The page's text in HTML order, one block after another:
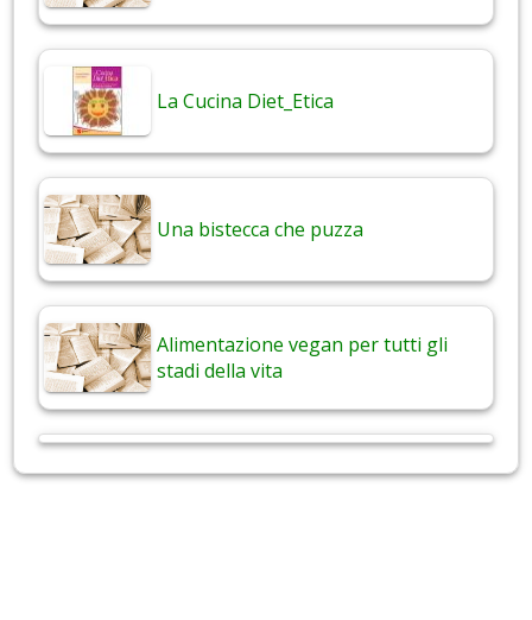
La Cucina Diet_Etica
Una bistecca che puzza
Alimentazione vegan per tutti gli
stadi della vita